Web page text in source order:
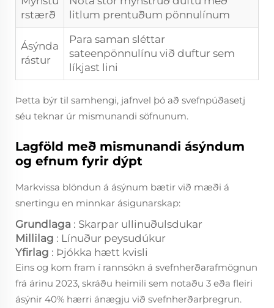
rstærð
litlum prentuðum pönnulínum
Ásýnda
rástur
Para saman sléttar
sateenpönnulínu við duftur sem
líkjast lini
Þetta býr til samhengi, jafnvel þó að svefnpúðasetj
séu teknar úr mismunandi söfnunum.
Lagföld með mismunandi ásýndum
og efnum fyrir dýpt
Markvissa blöndun á ásýnum bætir við mæði á
snertingu en minnkar ásigunarskap:
Grundlaga : Skarpar ullinuðulsdukar
Millilag : Línuður peysudúkur
Yfirlag : Þjókka hætt kvisli
Eins og kom fram í rannsókn á svefnherðarafmögnun
frá árinu 2023, skráðu heimili sem notaðu 3 eða fleiri
ásýnir 40% hærri ánægju við svefnherðarþregrun.